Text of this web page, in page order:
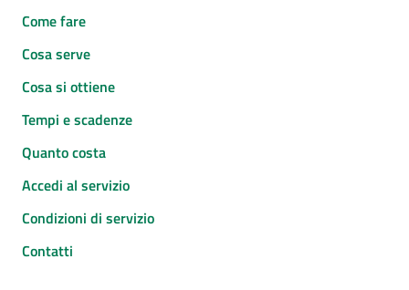
Come fare
Cosa serve
Cosa si ottiene
Tempi e scadenze
Quanto costa
Accedi al servizio
Condizioni di servizio
Contatti